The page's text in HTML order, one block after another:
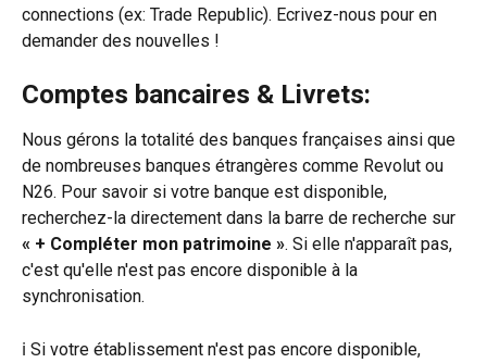
connections (ex: Trade Republic). Ecrivez-nous pour en
demander des nouvelles !
Comptes bancaires & Livrets:
Nous gérons la totalité des banques françaises ainsi que
de nombreuses banques étrangères comme Revolut ou
N26. Pour savoir si votre banque est disponible,
recherchez-la directement dans la barre de recherche sur
« + Compléter mon patrimoine ». Si elle n'apparaît pas,
c'est qu'elle n'est pas encore disponible à la
synchronisation.
ℹ️ Si votre établissement n'est pas encore disponible,